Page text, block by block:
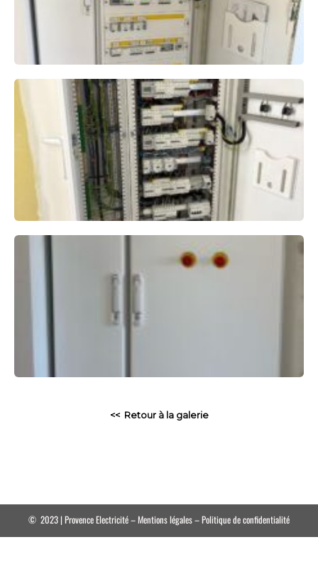
<< Retour à la galerie
© 2023 | Provence Electricité – Mentions légales – Politique de confidentialité